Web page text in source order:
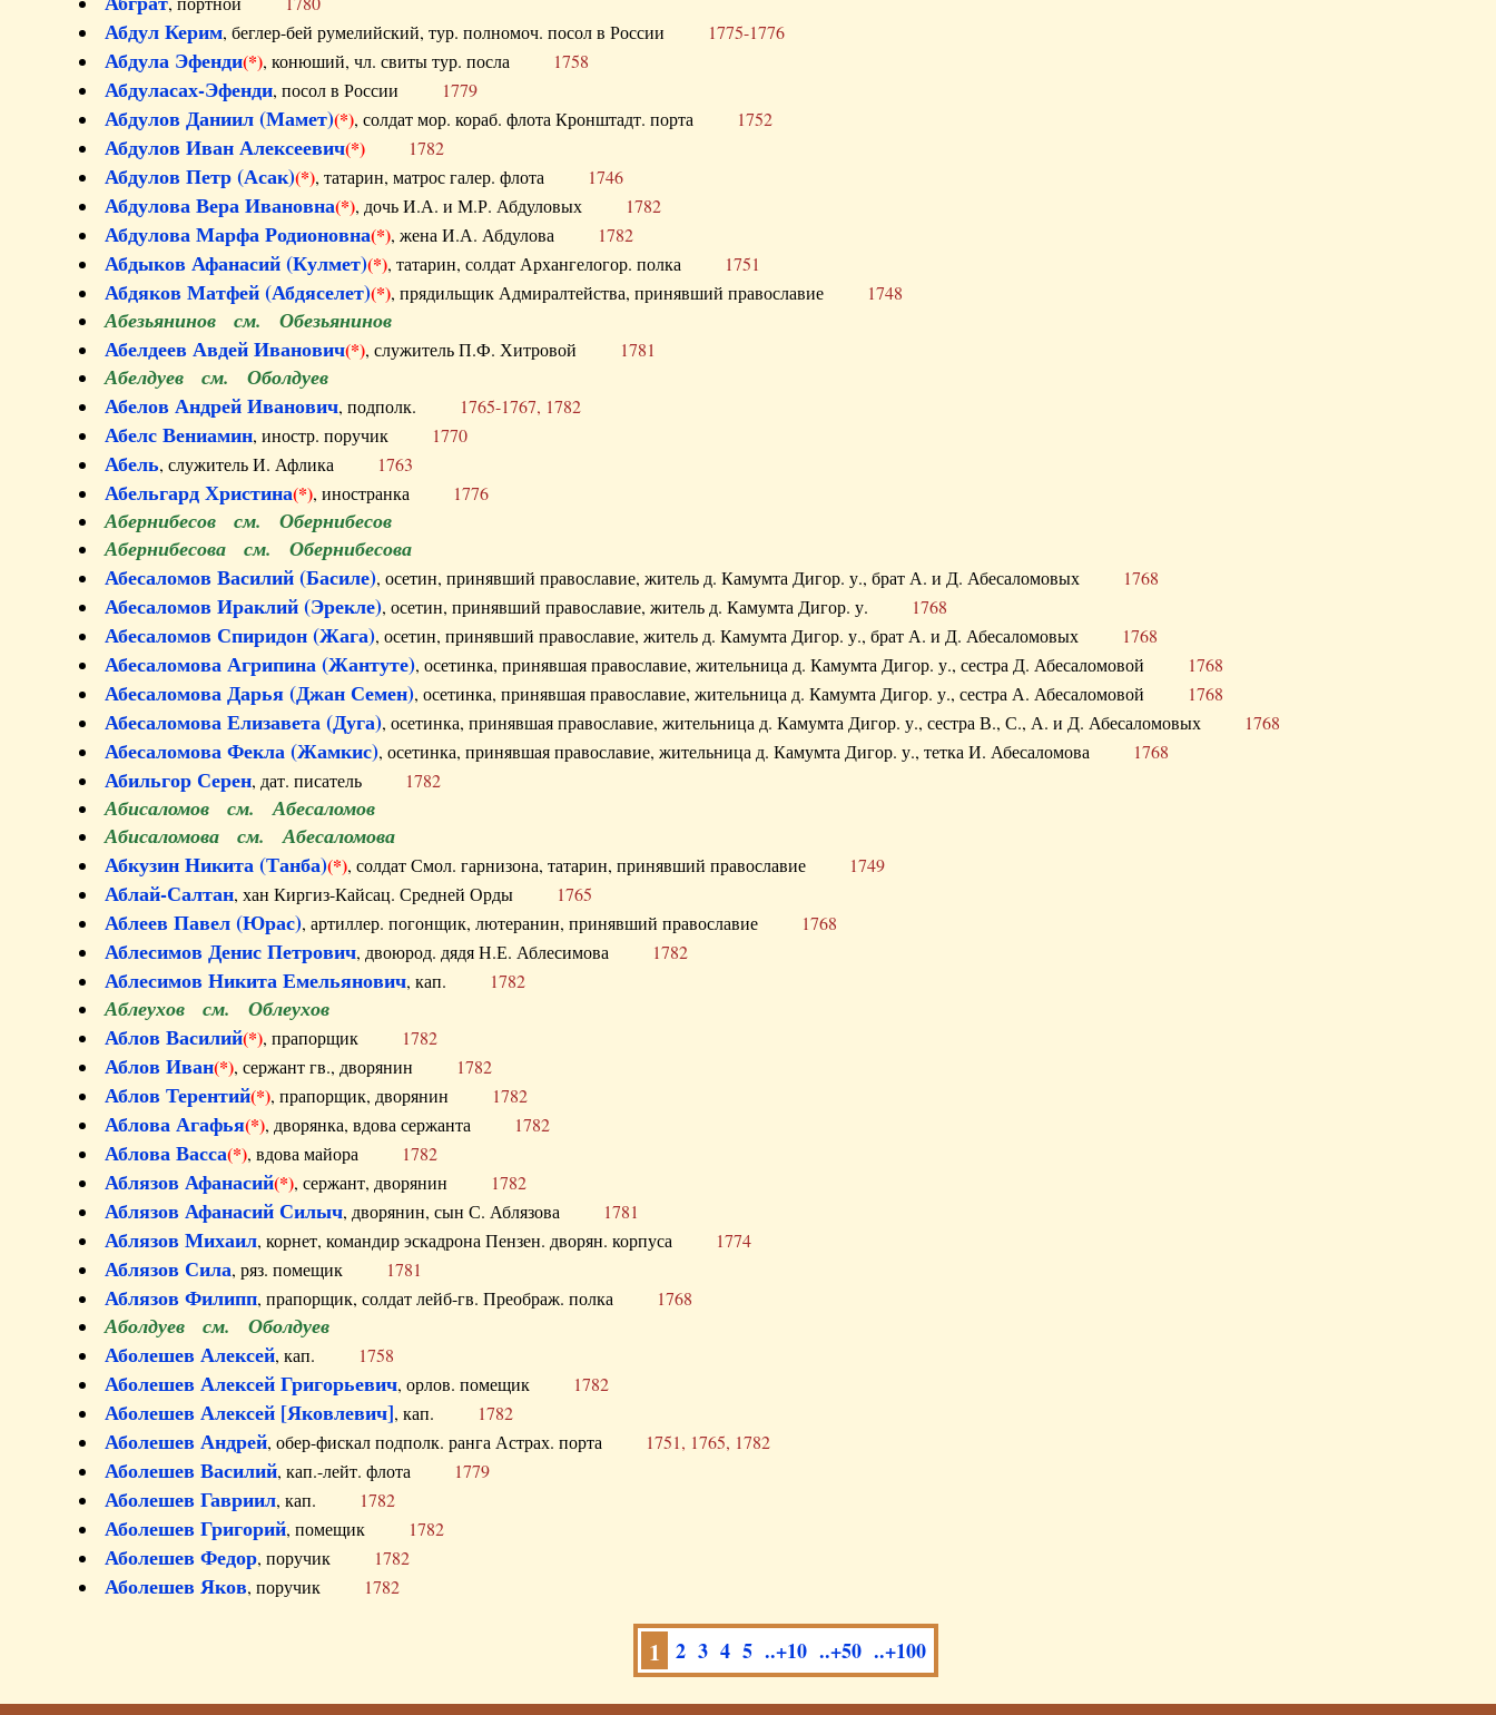
Абдул Керим, беглер-бей румелийский, тур. полномоч. посол в России 1775-1776
Абдула Эфенди(*), конюший, чл. свиты тур. посла 1758
Абдуласах-Эфенди, посол в России 1779
Абдулов Даниил (Мамет)(*), солдат мор. кораб. флота Кронштадт. порта 1752
Абдулов Иван Алексеевич(*) 1782
Абдулов Петр (Асак)(*), татарин, матрос галер. флота 1746
Абдулова Вера Ивановна(*), дочь И.А. и М.Р. Абдуловых 1782
Абдулова Марфа Родионовна(*), жена И.А. Абдулова 1782
Абдыков Афанасий (Кулмет)(*), татарин, солдат Архангелогор. полка 1751
Абдяков Матфей (Абдяселет)(*), прядильщик Адмиралтейства, принявший православие 1748
Абезьянинов см. Обезьянинов
Абелдеев Авдей Иванович(*), служитель П.Ф. Хитровой 1781
Абелдуев см. Оболдуев
Абелов Андрей Иванович, подполк. 1765-1767, 1782
Абелс Вениамин, иностр. поручик 1770
Абель, служитель И. Афлика 1763
Абельгард Христина(*), иностранка 1776
Абернибесов см. Обернибесов
Абернибесова см. Обернибесова
Абесаломов Василий (Басиле), осетин, принявший православие, житель д. Камумта Дигор. у., брат А. и Д. Абесаломовых 1768
Абесаломов Ираклий (Эрекле), осетин, принявший православие, житель д. Камумта Дигор. у. 1768
Абесаломов Спиридон (Жага), осетин, принявший православие, житель д. Камумта Дигор. у., брат А. и Д. Абесаломовых 1768
Абесаломова Агрипина (Жантуте), осетинка, принявшая православие, жительница д. Камумта Дигор. у., сестра Д. Абесаломовой 1768
Абесаломова Дарья (Джан Семен), осетинка, принявшая православие, жительница д. Камумта Дигор. у., сестра А. Абесаломовой 1768
Абесаломова Елизавета (Дуга), осетинка, принявшая православие, жительница д. Камумта Дигор. у., сестра В., С., А. и Д. Абесаломовых 1768
Абесаломова Фекла (Жамкис), осетинка, принявшая православие, жительница д. Камумта Дигор. у., тетка И. Абесаломова 1768
Абильгор Серен, дат. писатель 1782
Абисаломов см. Абесаломов
Абисаломова см. Абесаломова
Абкузин Никита (Танба)(*), солдат Смол. гарнизона, татарин, принявший православие 1749
Аблай-Салтан, хан Киргиз-Кайсац. Средней Орды 1765
Аблеев Павел (Юрас), артиллер. погонщик, лютеранин, принявший православие 1768
Аблесимов Денис Петрович, двоюрод. дядя Н.Е. Аблесимова 1782
Аблесимов Никита Емельянович, кап. 1782
Аблеухов см. Облеухов
Аблов Василий(*), прапорщик 1782
Аблов Иван(*), сержант гв., дворянин 1782
Аблов Терентий(*), прапорщик, дворянин 1782
Аблова Агафья(*), дворянка, вдова сержанта 1782
Аблова Васса(*), вдова майора 1782
Аблязов Афанасий(*), сержант, дворянин 1782
Аблязов Афанасий Силыч, дворянин, сын С. Аблязова 1781
Аблязов Михаил, корнет, командир эскадрона Пензен. дворян. корпуса 1774
Аблязов Сила, ряз. помещик 1781
Аблязов Филипп, прапорщик, солдат лейб-гв. Преображ. полка 1768
Аболдуев см. Оболдуев
Аболешев Алексей, кап. 1758
Аболешев Алексей Григорьевич, орлов. помещик 1782
Аболешев Алексей [Яковлевич], кап. 1782
Аболешев Андрей, обер-фискал подполк. ранга Астрах. порта 1751, 1765, 1782
Аболешев Василий, кап.-лейт. флота 1779
Аболешев Гавриил, кап. 1782
Аболешев Григорий, помещик 1782
Аболешев Федор, поручик 1782
Аболешев Яков, поручик 1782
1 2 3 4 5 ..+10 ..+50 ..+100